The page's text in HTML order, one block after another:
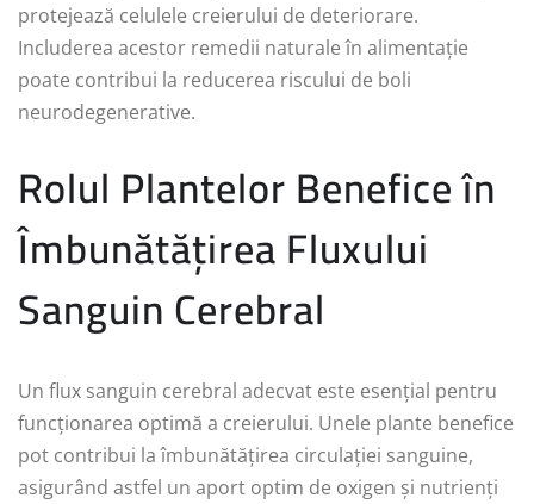
protejează celulele creierului de deteriorare.
Includerea acestor remedii naturale în alimentație
poate contribui la reducerea riscului de boli
neurodegenerative.
Rolul Plantelor Benefice în
Îmbunătățirea Fluxului
Sanguin Cerebral
Un flux sanguin cerebral adecvat este esențial pentru
funcționarea optimă a creierului. Unele plante benefice
pot contribui la îmbunătățirea circulației sanguine,
asigurând astfel un aport optim de oxigen și nutrienți